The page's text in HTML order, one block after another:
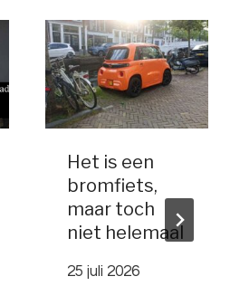
Het is een
bromfiets,
maar toch
niet helemaal
25 juli 2026